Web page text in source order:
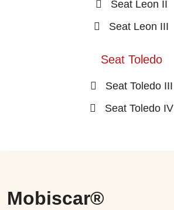
Seat Leon II
Seat Leon III
Seat Toledo
Seat Toledo III
Seat Toledo IV
Mobiscar®